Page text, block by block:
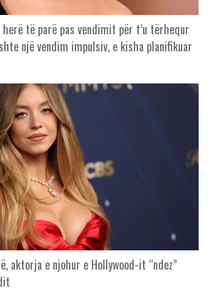
të parë pas vendimit për t’u tërhequr
një vendim impulsiv, e kisha planifikuar
aktorja e njohur e Hollywood-it “ndez”